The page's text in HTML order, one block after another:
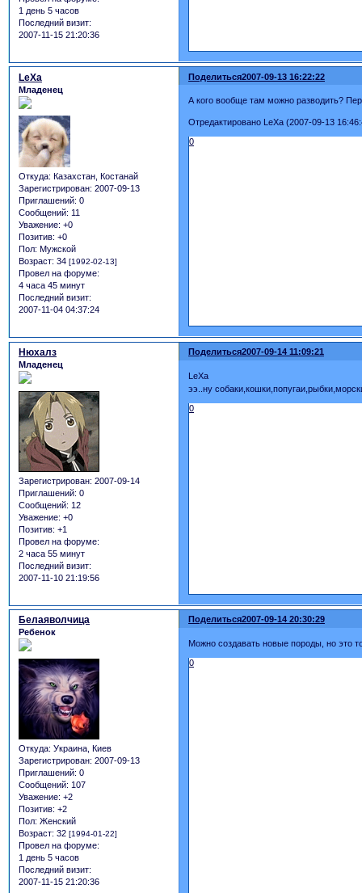
1 день 5 часов
Последний визит:
2007-11-15 21:20:36
Поделиться2007-09-13 16:22:22
LeXa
Младенец
Откуда: Казахстан, Костанай
Зарегистрирован: 2007-09-13
Приглашений: 0
Сообщений: 11
Уважение: +0
Позитив: +0
Пол: Мужской
Возраст: 34 [1992-02-13]
Провел на форуме:
4 часа 45 минут
Последний визит:
2007-11-04 04:37:24
А кого вообще там можно разводить?
Отредактировано LeXa (2007-09-13
0
Поделиться2007-09-14 11:09:21
Нюхалз
Младенец
Зарегистрирован: 2007-09-14
Приглашений: 0
Сообщений: 12
Уважение: +0
Позитив: +1
Провел на форуме:
2 часа 55 минут
Последний визит:
2007-11-10 21:19:56
LeXa
ээ..ну
0
Поделиться2007-09-14 20:30:29
Белаяволчица
Ребенок
Откуда: Украина, Киев
Зарегистрирован: 2007-09-13
Приглашений: 0
Сообщений: 107
Уважение: +2
Позитив: +2
Пол: Женский
Возраст: 32 [1994-01-22]
Провел на форуме:
1 день 5 часов
Последний визит:
2007-11-15 21:20:36
Можно создавать новые породы, но это
0